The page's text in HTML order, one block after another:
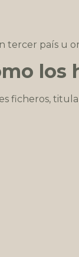
tercer país u
los
ficheros,